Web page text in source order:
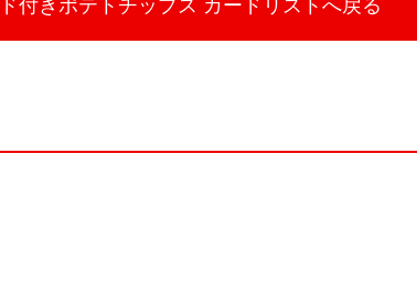
付きポテトチップス カードリストへ戻る